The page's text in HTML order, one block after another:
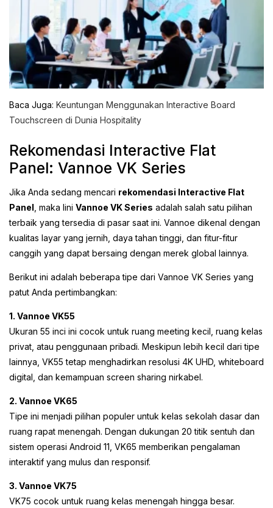
Baca Juga: Keuntungan Menggunakan Interactive Board
Touchscreen di Dunia Hospitality
Rekomendasi Interactive Flat
Panel: Vannoe VK Series
Jika Anda sedang mencari rekomendasi Interactive Flat
Panel , maka lini Vannoe VK Series adalah salah satu pilihan
terbaik yang tersedia di pasar saat ini. Vannoe dikenal dengan
kualitas layar yang jernih, daya tahan tinggi, dan fitur-fitur
canggih yang dapat bersaing dengan merek global lainnya.
Berikut ini adalah beberapa tipe dari Vannoe VK Series yang
patut Anda pertimbangkan:
1. Vannoe VK55
Ukuran 55 inci ini cocok untuk ruang meeting kecil, ruang kelas
privat, atau penggunaan pribadi. Meskipun lebih kecil dari tipe
lainnya, VK55 tetap menghadirkan resolusi 4K UHD, whiteboard
digital, dan kemampuan screen sharing nirkabel.
2. Vannoe VK65
Tipe ini menjadi pilihan populer untuk kelas sekolah dasar dan
ruang rapat menengah. Dengan dukungan 20 titik sentuh dan
sistem operasi Android 11, VK65 memberikan pengalaman
interaktif yang mulus dan responsif.
3. Vannoe VK75
VK75 cocok untuk ruang kelas menengah hingga besar.